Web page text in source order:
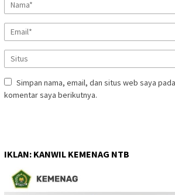
Simpan nama, email, dan situs web saya
komentar saya berikutnya.
IKLAN: KANWIL KEMENAG NTB